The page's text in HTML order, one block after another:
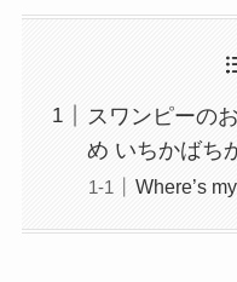
スワンピーの
め いちかばち
Where’s